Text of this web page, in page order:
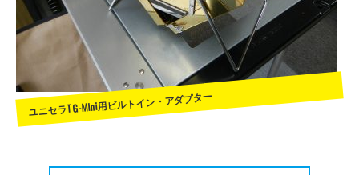
ユニセラTG-Mini用ビルトイン・アダプター